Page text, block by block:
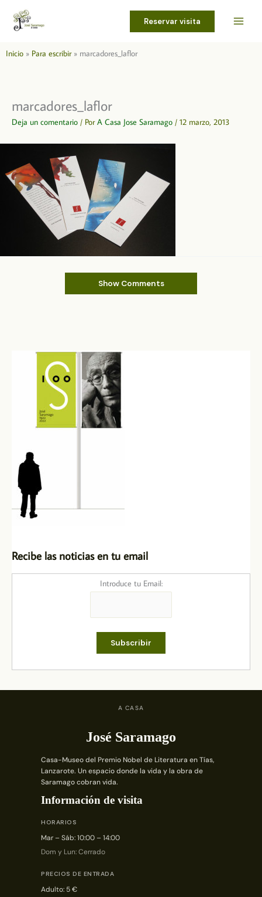
contenido
Reservar visita
Inicio Para escribir marcadores_laflor
marcadores_laflor
Deja un comentario / PorA Casa Jose Saramago / 12 marzo, 2013
Show Comments
Recibe las noticias en tu email
Introduce tu Email:
A CASA
José Saramago
Casa-Museo del Premio Nobel de Literatura en Tías,
Lanzarote. Un espacio donde la vida y la obra de
Saramago cobran vida.
Información de visita
HORARIOS
Mar – Sáb: 10:00 – 14:00
Dom y Lun: Cerrado
PRECIOS DE ENTRADA
Adulto: 5 €